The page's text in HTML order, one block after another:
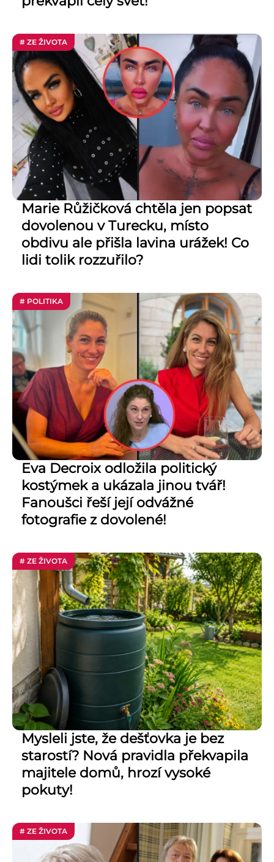
# ZE ŽIVOTA
Marie Růžičková chtěla jen popsat
dovolenou v Turecku, místo
obdivu ale přišla lavina urážek! Co
lidi tolik rozzuřilo?
# POLITIKA
Eva Decroix odložila politický
kostýmek a ukázala jinou tvář!
Fanoušci řeší její odvážné
fotografie z dovolené!
# ZE ŽIVOTA
Mysleli jste, že dešťovka je bez
starostí? Nová pravidla překvapila
majitele domů, hrozí vysoké
pokuty!
# ZE ŽIVOTA